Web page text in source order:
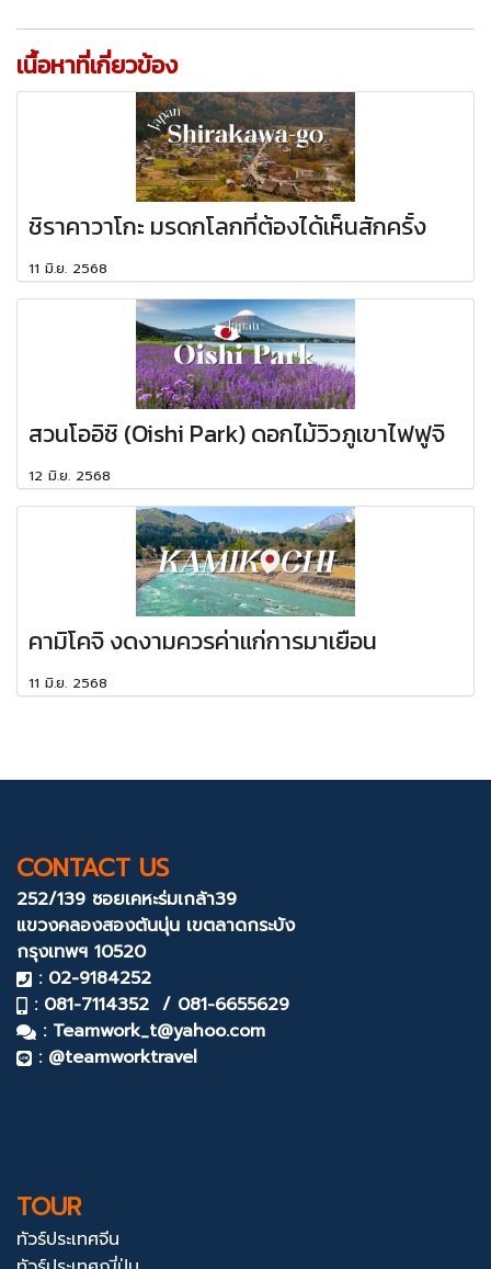
เนื้อหาที่เกี่ยวข้อง
ชิราคาวาโกะ มรดกโลกที่ต้องได้เห็นสักครั้ง
11 มิ.ย. 2568
สวนโออิชิ (Oishi Park) ดอกไม้วิวภูเขาไฟฟูจิ
12 มิ.ย. 2568
คามิโคจิ งดงามควรค่าแก่การมาเยือน
11 มิ.ย. 2568
CONTACT US
252/139 ซอยเคหะร่มเกล้า39
แขวงคลองสองต้นนุ่น เขตลาดกระบัง
กรุงเทพฯ 10520
: 02-9184252
: 081-7114352 / 081-6655629
: Teamwork_t@yahoo.com
: @teamworktravel
TOUR
ทัวร์ประเทศจีน